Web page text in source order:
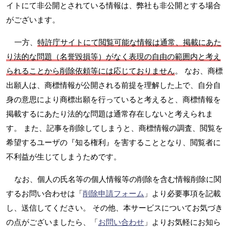
イトにて非公開とされている情報は、弊社も非公開とする場合
がございます。
一方、 特許庁サイトにて閲覧可能な情報は通常、掲載にあた
り法的な問題（名誉毀損等）がなく表現の自由の範囲内と考え
られることから削除依頼等には応じておりません。 なお、商標
出願人は、商標情報が公開される前提を理解した上で、自分自
身の意思により商標出願を行っていると考えると、商標情報を
掲載するにあたり法的な問題は通常存在しないと考えられま
す。 また、記事を削除してしまうと、商標情報の調査、閲覧を
希望するユーザの『知る権利』を害することとなり、閲覧者に
不利益が生じてしまうためです。
なお、個人の氏名等の個人情報等の削除を含む情報削除に関
するお問い合わせは「削除申請フォーム 」より必要事項を記載
し、送信してください。 その他、本サービスについてお気づき
の点がございましたら、「お問い合わせ 」よりお気軽にお知ら